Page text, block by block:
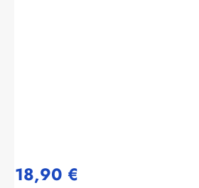
18,90 €